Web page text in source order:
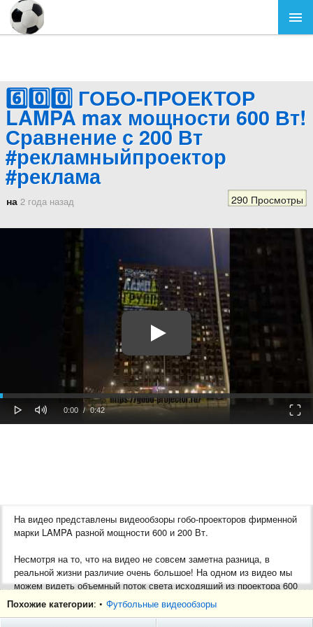
6️⃣0️⃣0️⃣ ГОБО-ПРОЕКТОР
LAMPA max мощности 600 Вт!
Сравнение с 200 Вт
#рекламныйпроектор
#реклама
на 2 года назад 290 Просмотры
Current
0:00 / Duration
0:42
На видео представлены видеообзоры гобо-проекторов фирменной
марки LAMPA разной мощности 600 и 200 Вт.
Несмотря на то, что на видео не совсем заметна разница, в
реальной жизни различие очень большое! На одном из видео мы
можем видеть объемный поток света исходящий из проектора 600
Вт . Использовалась также 10 градусная оптика, что позволяет
сделать изображение невероятно ярким и четким, так как
Похожие категории: • Футбольные видеообзоры